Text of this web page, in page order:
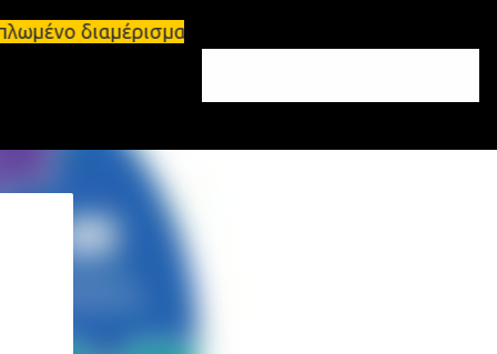
διαμέρισμα 65τ.μ Σπάρτη - πωλείται